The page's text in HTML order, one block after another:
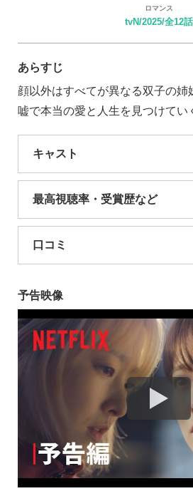
ロマンス
tvN/2025/全12話
あらすじ
顔以外はすべてが異なる双子の姉
嘘で本当の愛と人生を見つけてい
キャスト
最高視聴率・受賞歴など
口コミ
予告映像